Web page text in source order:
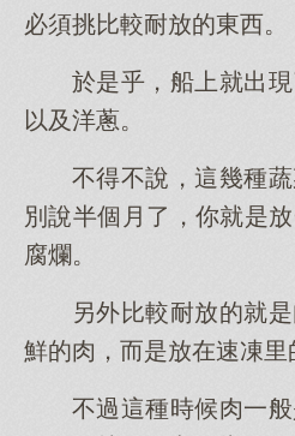
必須挑比較耐放的東西。
於是乎，船上就出
以及洋蔥。
不得不說，這幾種
別說半個月了，你就是
腐爛。
另外比較耐放的就
鮮的肉，而是放在速凍里
不過這種時候肉一